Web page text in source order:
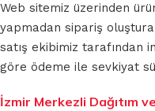
Web sitemiz üzerinden
yapmadan sipariş
satış ekibimiz tarafından
göre ödeme ile sevkiyat
İzmir Merkezli Dağıtım